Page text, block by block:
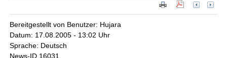
Bereitgestellt von Benutzer: Hujara
Datum: 17.08.2005 - 13:02 Uhr
Sprache: Deutsch
News-ID 16031